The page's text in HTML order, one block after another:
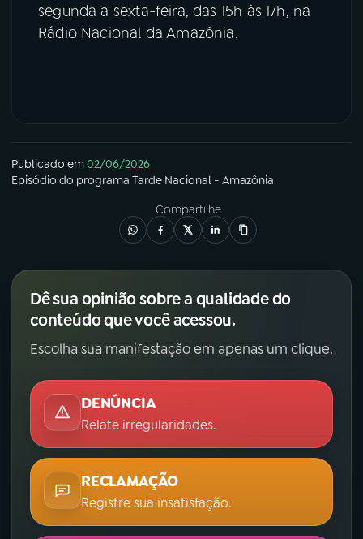
segunda a sexta-feira, das 15h às 17h, na
Rádio Nacional da Amazônia.
Publicado em02/06/2026
Episódio do programa Tarde Nacional - Amazônia
Compartilhe
Dê sua opinião sobre a qualidade do
conteúdo que você acessou.
Escolha sua manifestação em apenas um clique.
DENÚNCIA
Relate irregularidades.
RECLAMAÇÃO
Registre sua insatisfação.